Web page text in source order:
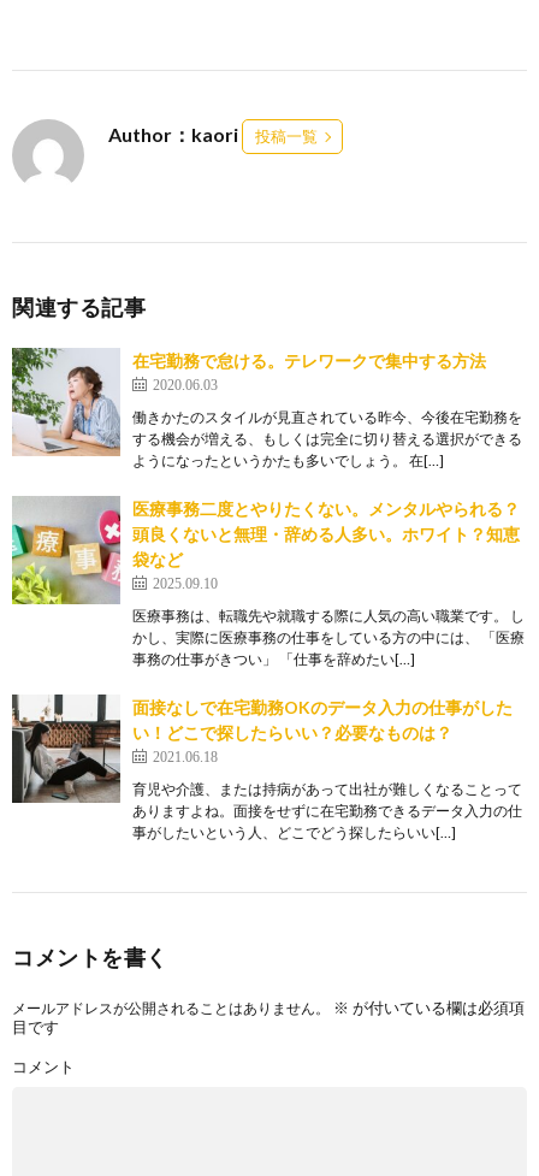
Author：kaori 投稿一覧
関連する記事
在宅勤務で怠ける。テレワークで集中する方法
2020.06.03
働きかたのスタイルが見直されている昨今、今後在宅勤務を
する機会が増える、もしくは完全に切り替える選択ができる
ようになったというかたも多いでしょう。 在[…]
医療事務二度とやりたくない。メンタルやられる？
頭良くないと無理・辞める人多い。ホワイト？知恵
袋など
2025.09.10
医療事務は、転職先や就職する際に人気の高い職業です。 し
かし、実際に医療事務の仕事をしている方の中には、 「医療
事務の仕事がきつい」 「仕事を辞めたい[…]
面接なしで在宅勤務OKのデータ入力の仕事がした
い！どこで探したらいい？必要なものは？
2021.06.18
育児や介護、または持病があって出社が難しくなることって
ありますよね。面接をせずに在宅勤務できるデータ入力の仕
事がしたいという人、どこでどう探したらいい[…]
コメントを書く
メールアドレスが公開されることはありません。 ※ が付いている欄は必須項
目です
コメント